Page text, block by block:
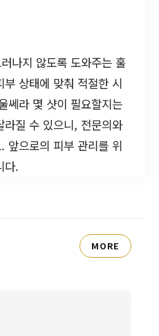
나지 않도록 도와주는 훌
상태에 맞춰 적절한 시
쎄라 몇 샷이 필요할지는
질 수 있으니, 전문의와
앞으로의 피부 관리를 위
다.
MORE